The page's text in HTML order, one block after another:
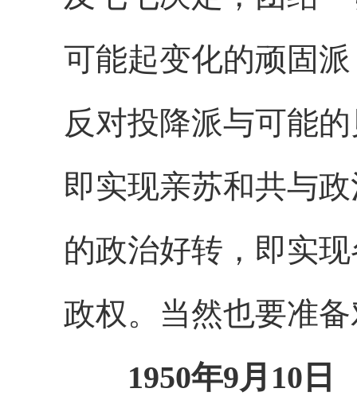
可能起变化的顽固
反对投降派与可能
即实现亲苏和共与
的政治好转，即实
政权。当然也要准
1950年9月10日